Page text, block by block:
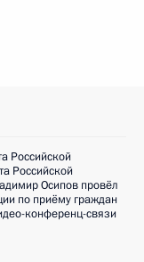
Российской
Российской
Осипов провёл
по приёму граждан
конференц-связи